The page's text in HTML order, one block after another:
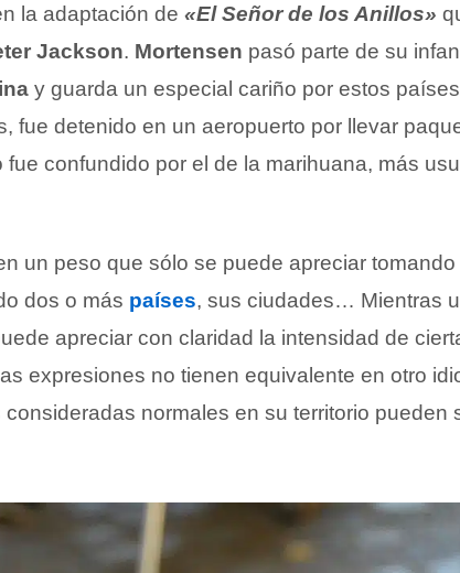
la adaptación de «El Señor de los Anillos»
Jackson. Mortensen pasó parte de su
y guarda un especial cariño por estos
fue detenido en un aeropuerto por llevar
confundido por el de la marihuana, más
un peso que sólo se puede apreciar
dos o más países, sus ciudades… Mientras
apreciar con claridad la intensidad de
expresiones no tienen equivalente en otro
normales en su territorio pueden